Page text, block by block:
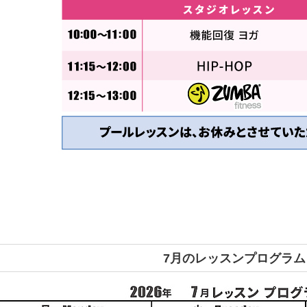
7月のレッスンプログラム